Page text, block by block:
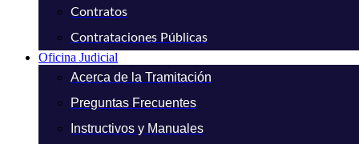
Contratos
Contrataciones Públicas
Oficina Judicial
Acerca de la Tramitación
Preguntas Frecuentes
Instructivos y Manuales